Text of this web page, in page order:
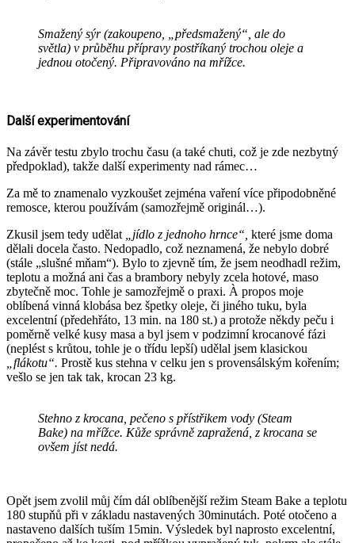
Smažený sýr (zakoupeno, „předsmažený“, ale do
světla) v průběhu přípravy postříkaný trochou oleje a
jednou otočený. Připravováno na mřížce.
Další experimentování
Na závěr testu zbylo trochu času (a také chuti, což je zde nezbytný
předpoklad), takže další experimenty nad rámec…
Za mě to znamenalo vyzkoušet zejména vaření více připodobněné
remosce, kterou používám (samozřejmě originál…).
Zkusil jsem tedy udělat„jídlo z jednoho hrnce“, které jsme doma
dělali docela často. Nedopadlo, což neznamená, že nebylo dobré
(stále „slušné mňam“). Bylo to zjevně tím, že jsem neodhadl režim,
teplotu a možná ani čas a brambory nebyly zcela hotové, maso
zbytečně moc. Tohle je samozřejmě o praxi. À propos moje
oblíbená vinná klobása bez špetky oleje, či jiného tuku, byla
excelentní (předehřáto, 13 min. na 180 st.) a protože někdy peču i
poměrně velké kusy masa a byl jsem v podzimní krocanové fázi
(neplést s krůtou, tohle je o třídu lepší) udělal jsem klasickou
„flákotu“. Prostě kus stehna v celku jen s provensálským kořením;
vešlo se jen tak tak, krocan 23 kg.
Stehno z krocana, pečeno s přístřikem vody (Steam
Bake) na mřížce. Kůže správně zapražená, z krocana se
ovšem jíst nedá.
Opět jsem zvolil můj čím dál oblíbenější režim Steam Bake a teplotu
180 stupňů při v základu nastavených 30minutách. Poté otočeno a
nastaveno dalších tuším 15min. Výsledek byl naprosto excelentní,